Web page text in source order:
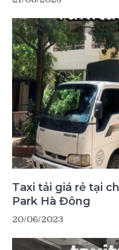
Taxi tải giá rẻ tại
Park Hà Đông
20/06/2023